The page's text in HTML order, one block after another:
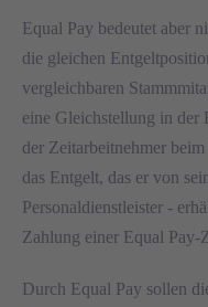
Equal Pay bedeutet aber
die gleichen
vergleichbaren
eine Gleichstellung in der
der Zeitarbeitnehmer
das Entgelt, das er von
Personaldienstleister -
Zahlung einer Equal Pay-
Durch Equal Pay sollen